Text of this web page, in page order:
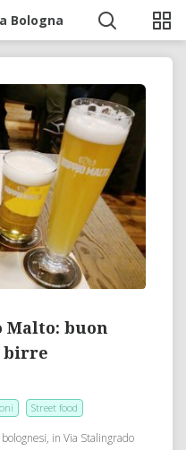
Bologna
Malto: buon
birre
Street food
in Via Stalingrado